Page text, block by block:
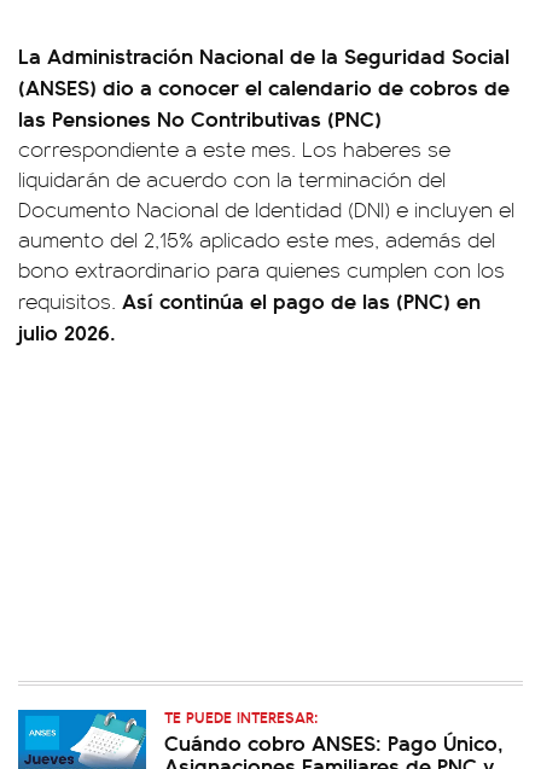
La Administración Nacional de la Seguridad Social
(ANSES) dio a conocer el calendario de cobros de
las Pensiones No Contributivas (PNC)
correspondiente a este mes. Los haberes se
liquidarán de acuerdo con la terminación del
Documento Nacional de Identidad (DNI) e incluyen el
aumento del 2,15% aplicado este mes, además del
bono extraordinario para quienes cumplen con los
requisitos. Así continúa el pago de las (PNC) en
julio 2026.
TE PUEDE INTERESAR:
Cuándo cobro ANSES: Pago Único,